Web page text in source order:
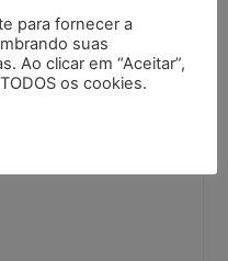
para fornecer a
suas
Ao clicar em “Aceitar”,
os cookies.